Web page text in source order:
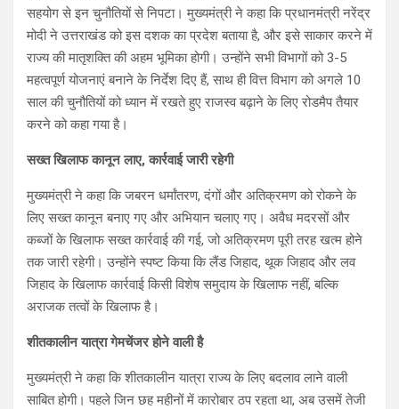
सहयोग से इन चुनौतियों से निपटा। मुख्यमंत्री ने कहा कि प्रधानमंत्री नरेंद्र
मोदी ने उत्तराखंड को इस दशक का प्रदेश बताया है, और इसे साकार करने में
राज्य की मातृशक्ति की अहम भूमिका होगी। उन्होंने सभी विभागों को 3-5
महत्वपूर्ण योजनाएं बनाने के निर्देश दिए हैं, साथ ही वित्त विभाग को अगले 10
साल की चुनौतियों को ध्यान में रखते हुए राजस्व बढ़ाने के लिए रोडमैप तैयार
करने को कहा गया है।
सख्त खिलाफ कानून लाए, कार्रवाई जारी रहेगी
मुख्यमंत्री ने कहा कि जबरन धर्मांतरण, दंगों और अतिक्रमण को रोकने के
लिए सख्त कानून बनाए गए और अभियान चलाए गए। अवैध मदरसों और
कब्जों के खिलाफ सख्त कार्रवाई की गई, जो अतिक्रमण पूरी तरह खत्म होने
तक जारी रहेगी। उन्होंने स्पष्ट किया कि लैंड जिहाद, थूक जिहाद और लव
जिहाद के खिलाफ कार्रवाई किसी विशेष समुदाय के खिलाफ नहीं, बल्कि
अराजक तत्वों के खिलाफ है।
शीतकालीन यात्रा गेमचेंजर होने वाली है
मुख्यमंत्री ने कहा कि शीतकालीन यात्रा राज्य के लिए बदलाव लाने वाली
साबित होगी। पहले जिन छह महीनों में कारोबार ठप रहता था, अब उसमें तेजी